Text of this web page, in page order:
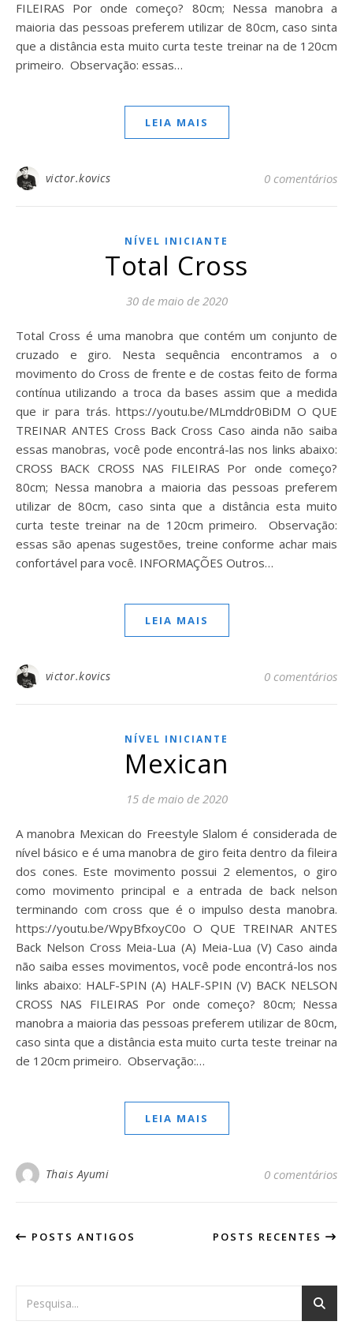
FILEIRAS Por onde começo? 80cm; Nessa manobra a
maioria das pessoas preferem utilizar de 80cm, caso sinta
que a distância esta muito curta teste treinar na de 120cm
primeiro. Observação: essas…
LEIA MAIS
victor.kovics 0 comentários
NÍVEL INICIANTE
Total Cross
30 de maio de 2020
Total Cross é uma manobra que contém um conjunto de
cruzado e giro. Nesta sequência encontramos a o
movimento do Cross de frente e de costas feito de forma
contínua utilizando a troca da bases assim que a medida
que ir para trás. https://youtu.be/MLmddr0BiDM O QUE
TREINAR ANTES Cross Back Cross Caso ainda não saiba
essas manobras, você pode encontrá-las nos links abaixo:
CROSS BACK CROSS NAS FILEIRAS Por onde começo?
80cm; Nessa manobra a maioria das pessoas preferem
utilizar de 80cm, caso sinta que a distância esta muito
curta teste treinar na de 120cm primeiro. Observação:
essas são apenas sugestões, treine conforme achar mais
confortável para você. INFORMAÇÕES Outros…
LEIA MAIS
victor.kovics 0 comentários
NÍVEL INICIANTE
Mexican
15 de maio de 2020
A manobra Mexican do Freestyle Slalom é considerada de
nível básico e é uma manobra de giro feita dentro da fileira
dos cones. Este movimento possui 2 elementos, o giro
como movimento principal e a entrada de back nelson
terminando com cross que é o impulso desta manobra.
https://youtu.be/WpyBfxoyC0o O QUE TREINAR ANTES
Back Nelson Cross Meia-Lua (A) Meia-Lua (V) Caso ainda
não saiba esses movimentos, você pode encontrá-los nos
links abaixo: HALF-SPIN (A) HALF-SPIN (V) BACK NELSON
CROSS NAS FILEIRAS Por onde começo? 80cm; Nessa
manobra a maioria das pessoas preferem utilizar de 80cm,
caso sinta que a distância esta muito curta teste treinar na
de 120cm primeiro. Observação:…
LEIA MAIS
Thais Ayumi 0 comentários
POSTS ANTIGOS POSTS RECENTES